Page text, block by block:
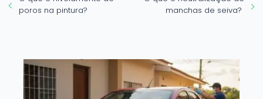
poros na pintura?
manchas de seiva?